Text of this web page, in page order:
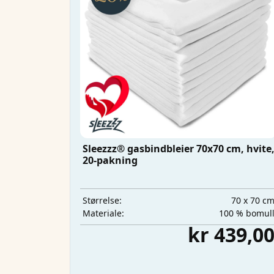
Sleezzz® gasbindbleier 70x70 cm, hvite,
20-pakning
Størrelse:
70 x 70 cm
Materiale:
100 % bomull
kr 439,00